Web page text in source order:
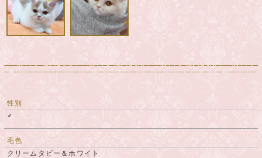
性別
♂
毛色
クリームタビー＆ホワイト